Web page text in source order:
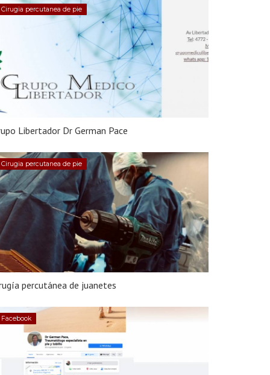
Cirugia percutanea de pie
Libertador Dr German Pace
Cirugia percutanea de pie
percutánea de juanetes
Facebook